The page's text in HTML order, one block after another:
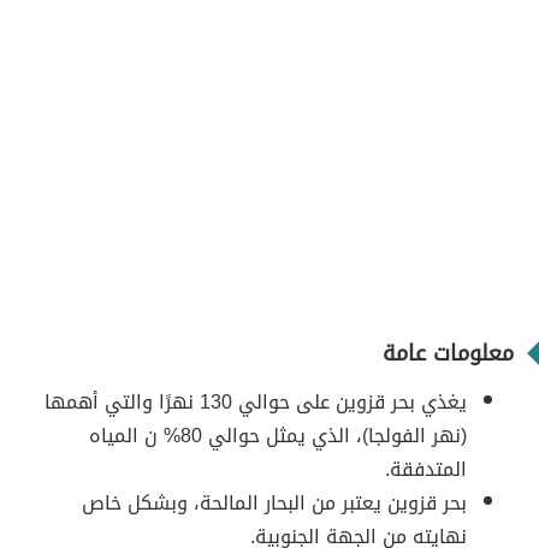
معلومات عامة
يغذي بحر قزوين على حوالي 130 نهرًا والتي أهمها
(نهر الفولجا)، الذي يمثل حوالي 80% ن المياه
المتدفقة.
بحر قزوين يعتبر من البحار المالحة، وبشكل خاص
نهايته من الجهة الجنوبية.